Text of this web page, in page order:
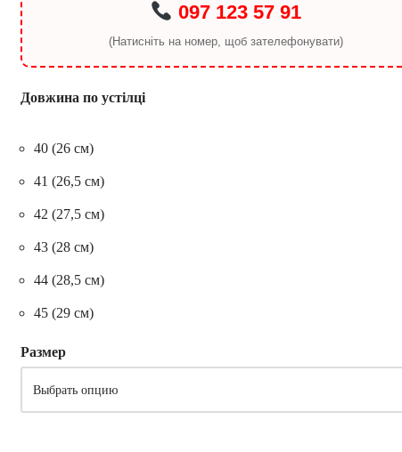
097 123 57 91
(Натисніть на номер, щоб зателефонувати)
Довжина по устілці
40 (26 см)
41 (26,5 см)
42 (27,5 см)
43 (28 см)
44 (28,5 см)
45 (29 см)
Размер